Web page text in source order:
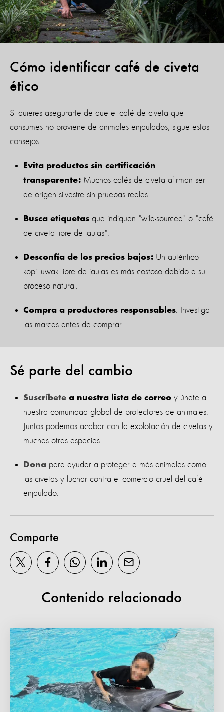
Cómo identificar café de civeta
ético
Si quieres asegurarte de que el café de civeta que
consumes no proviene de animales enjaulados, sigue estos
consejos:
Evita productos sin certificación
transparente: Muchos cafés de civeta afirman ser
de origen silvestre sin pruebas reales.
Busca etiquetas que indiquen "wild-sourced" o "café
de civeta libre de jaulas".
Desconfía de los precios bajos: Un auténtico
kopi luwak libre de jaulas es más costoso debido a su
proceso natural.
Compra a productores responsables: Investiga
las marcas antes de comprar.
Sé parte del cambio
Suscríbete a nuestra lista de correo y únete a
nuestra comunidad global de protectores de animales.
Juntos podemos acabar con la explotación de civetas y
muchas otras especies.
Dona para ayudar a proteger a más animales como
las civetas y luchar contra el comercio cruel del café
enjaulado.
Comparte
Contenido relacionado